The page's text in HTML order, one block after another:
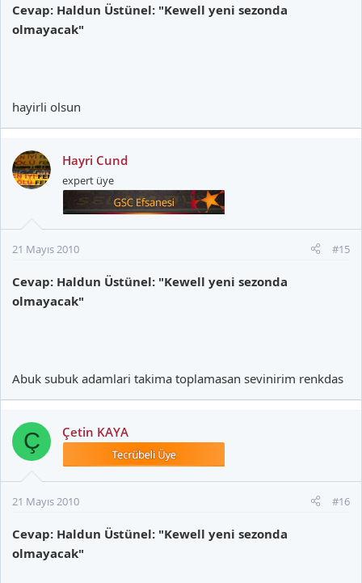
Cevap: Haldun Üstünel: "Kewell yeni sezonda
olmayacak"
hayirli olsun
Hayri Cund
expert üye
21 Mayıs 2010 #15
Cevap: Haldun Üstünel: "Kewell yeni sezonda
olmayacak"
Abuk subuk adamlari takima toplamasan sevinirim renkdas
Ç Çetin KAYA
21 Mayıs 2010 #16
Cevap: Haldun Üstünel: "Kewell yeni sezonda
olmayacak"